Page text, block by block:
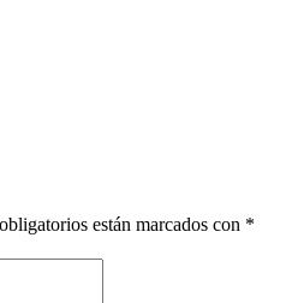
están marcados con *